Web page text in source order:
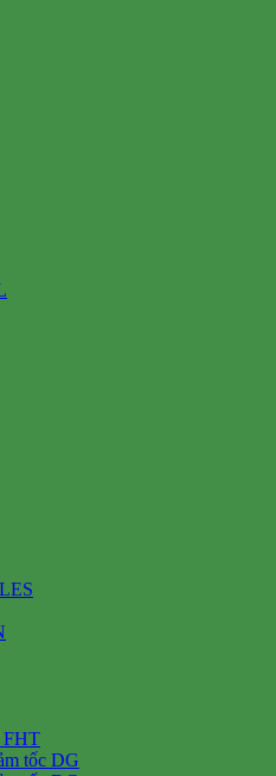
FHT
tốc DG